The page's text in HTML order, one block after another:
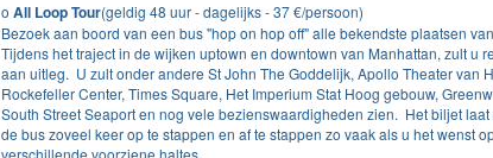
o All Loop Tour(geldig 48 uur - dagelijks - 37 €/persoon)
Bezoek aan boord van een bus "hop on hop off" alle bekendste plaatsen
Tijdens het traject in de wijken uptown en downtown van Manhattan, zult u
aan uitleg. U zult onder andere St John The Goddelijk, Apollo Theater van
Rockefeller Center, Times Square, Het Imperium Stat Hoog gebouw,
South Street Seaport en nog vele bezienswaardigheden zien. Het biljet laat
de bus zoveel keer op te stappen en af te stappen zo vaak als u het wenst